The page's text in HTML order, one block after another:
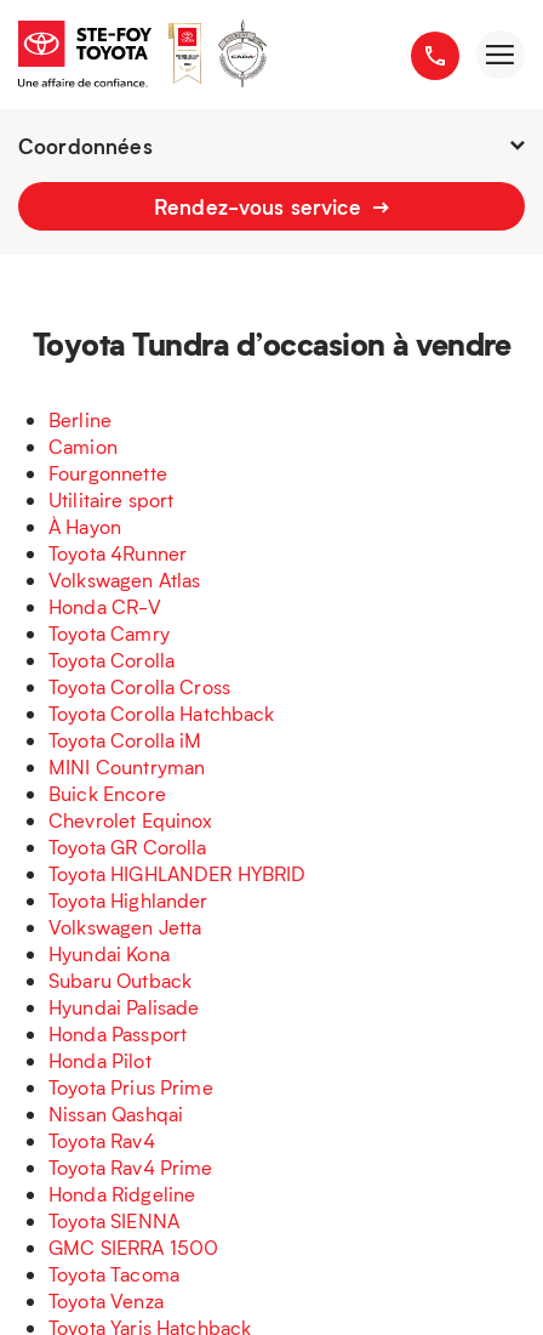
Coordonnées
Fermé : Ouverture-
Rendez-vous service
Toyota Tundra d’occasion à vendre
Berline
Camion
Fourgonnette
Utilitaire sport
À Hayon
Toyota 4Runner
Volkswagen Atlas
Honda CR-V
Toyota Camry
Toyota Corolla
Toyota Corolla Cross
Toyota Corolla Hatchback
Toyota Corolla iM
MINI Countryman
Buick Encore
Chevrolet Equinox
Toyota GR Corolla
Toyota HIGHLANDER HYBRID
Toyota Highlander
Volkswagen Jetta
Hyundai Kona
Subaru Outback
Hyundai Palisade
Honda Passport
Honda Pilot
Toyota Prius Prime
Nissan Qashqai
Toyota Rav4
Toyota Rav4 Prime
Honda Ridgeline
Toyota SIENNA
GMC SIERRA 1500
Toyota Tacoma
Toyota Venza
Toyota Yaris Hatchback